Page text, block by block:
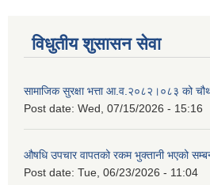
विधुतीय शुसासन सेवा
सामाजिक सुरक्षा भत्ता आ.व.२०८२।०८३ को
Post date: Wed, 07/15/2026 - 15:16
औषधि उपचार वापतको रकम भुक्तानी भएको
Post date: Tue, 06/23/2026 - 11:04